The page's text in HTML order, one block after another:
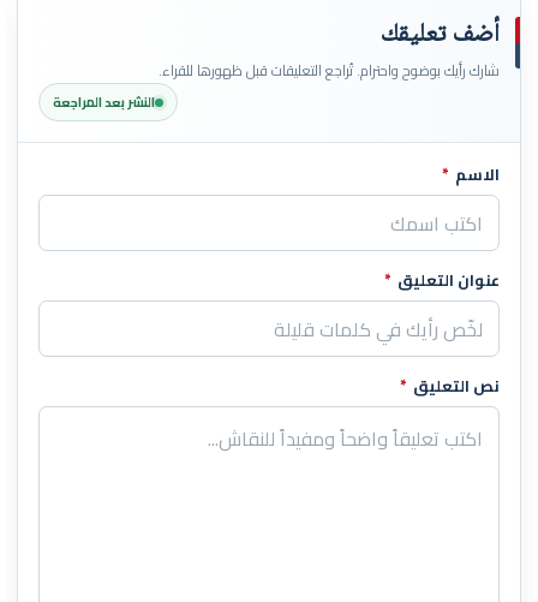
أضف تعليقك
شارك رأيك بوضوح واحترام. تُراجع التعليقات قبل ظهورها للقراء.
النشر بعد المراجعة
اترك هذا الحقل فارغاً
الاسم *
عنوان التعليق *
نص التعليق *